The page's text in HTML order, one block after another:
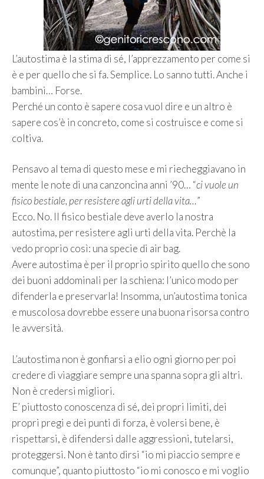
L’autostima è la stima di sé, l’apprezzamento per come si
è e per quello che si fa. Semplice. Lo sanno tutti. Anche i
bambini… Forse.
Perché un conto è sapere cosa vuol dire e un altro è
sapere cos’è in concreto, come si costruisce e come si
coltiva.
Pensavo al tema di questo mese e mi riecheggiavano in
mente le note di una canzoncina anni ’90… “ci vuole un
fisico bestiale, per resistere agli urti della vita…”
Ecco. No. Il fisico bestiale deve averlo la nostra
autostima, per resistere agli urti della vita. Perchè la
vedo proprio così: una specie di air bag.
Avere autostima è per il proprio spirito quello che sono
dei buoni addominali per la schiena: l’unico modo per
difenderla e preservarla! Insomma, un’autostima tonica
e muscolosa dovrebbe essere una buona risorsa contro
le avversità.
L’autostima non è gonfiarsi a elio ogni giorno per poi
credere di viaggiare sempre una spanna sopra gli altri.
Non è credersi migliori.
E’ piuttosto conoscenza di sé, dei propri limiti, dei
propri pregi e dei punti di forza, è volersi bene, è
rispettarsi, è difendersi dalle aggressioni, tutelarsi,
proteggersi. Non è tanto dirsi “io mi piaccio sempre e
comunque”, quanto piuttosto “io mi conosco e mi voglio